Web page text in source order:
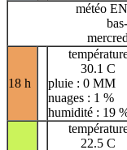
météo
18 h
30.1 C
pluie : 0 MM
nuages : 1 %
humidité : 19
22.5 C